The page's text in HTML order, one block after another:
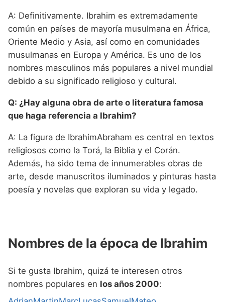
A: Definitivamente. Ibrahim es extremadamente
común en países de mayoría musulmana en África,
Oriente Medio y Asia, así como en comunidades
musulmanas en Europa y América. Es uno de los
nombres masculinos más populares a nivel mundial
debido a su significado religioso y cultural.
Q: ¿Hay alguna obra de arte o literatura famosa
que haga referencia a Ibrahim?
A: La figura de IbrahimAbraham es central en textos
religiosos como la Torá, la Biblia y el Corán.
Además, ha sido tema de innumerables obras de
arte, desde manuscritos iluminados y pinturas hasta
poesía y novelas que exploran su vida y legado.
Nombres de la época de Ibrahim
Si te gusta Ibrahim, quizá te interesen otros
nombres populares en los años 2000: